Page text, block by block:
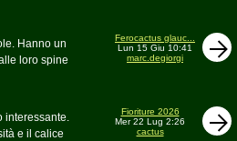
Hanno un
loro spine
Ferocactus glauc...
Lun 15 Giu 10:41
marc.degiorgi
interessante.
e il calice
Fioriture 2026
Mer 22 Lug 2:26
cactus